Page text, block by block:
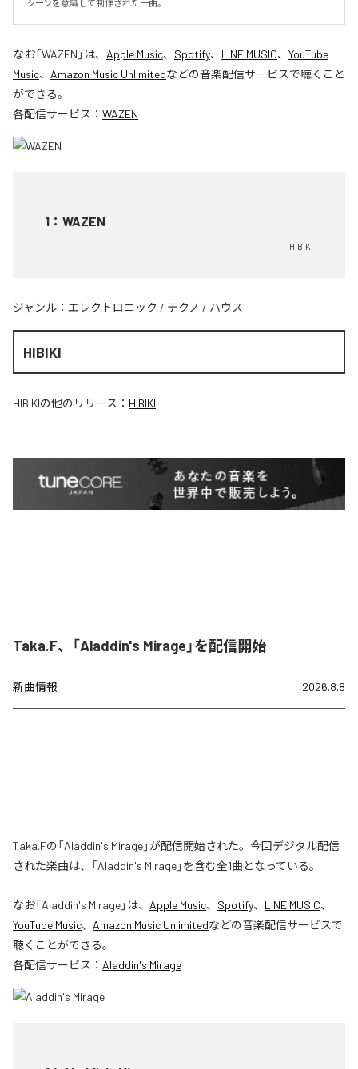
シーンを意識して制作された一曲。
なお「WAZEN 」は、 Apple Music、 Spotify、 LINE MUSIC、 YouTube
Music、 Amazon Music Unlimitedなどの音楽配信サービスで聴くこと
ができる。
各配信サービス： WAZEN
1 ： WAZEN
HIBIKI
ジャンル： エレクトロニック / テクノ / ハウス
HIBIKI
HIBIKIの他のリリース： HIBIKI
Taka.F、「Aladdin's Mirage」を配信開始
新曲情報 2026.8.8
Taka.Fの「Aladdin's Mirage」が配信開始された。今回デジタル配信
された楽曲は、「Aladdin's Mirage」を含む全1曲となっている。
なお「Aladdin's Mirage」は、 Apple Music、 Spotify、 LINE MUSIC、
YouTube Music、 Amazon Music Unlimitedなどの音楽配信サービスで
聴くことができる。
各配信サービス： Aladdin's Mirage